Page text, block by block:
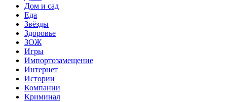
Дом и сад
Еда
Звёзды
Здоровье
ЗОЖ
Игры
Импортозамещение
Интернет
Истории
Компании
Криминал